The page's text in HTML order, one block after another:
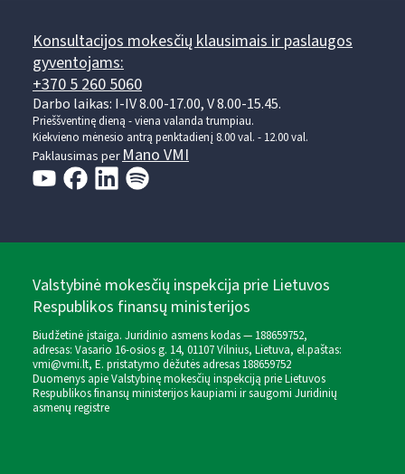
Konsultacijos mokesčių klausimais ir paslaugos
gyventojams:
+370 5 260 5060
Darbo laikas: I-IV 8.00-17.00, V 8.00-15.45.
Prieššventinę dieną - viena valanda trumpiau.
Kiekvieno mėnesio antrą penktadienį 8.00 val. - 12.00 val.
Paklausimas perMano VMI
Valstybinė mokesčių inspekcija prie Lietuvos
Respublikos finansų ministerijos
Biudžetinė įstaiga. Juridinio asmens kodas — 188659752,
adresas: Vasario 16-osios g. 14, 01107 Vilnius, Lietuva, el.paštas:
vmi@vmi.lt, E. pristatymo dėžutės adresas 188659752
Duomenys apie Valstybinę mokesčių inspekciją prie Lietuvos
Respublikos finansų ministerijos kaupiami ir saugomi Juridinių
asmenų registre